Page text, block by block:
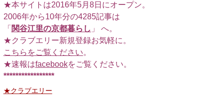
★本サイトは2016年5月8日にオープン。
2006年から10年分の4285記事は
「 関谷江里の京都暮らし 」 へ。
★クラブエリー新規登録お気軽に。
こちらをご覧ください。
★速報はfacebookをご覧ください。
*****************
★クラブエリー